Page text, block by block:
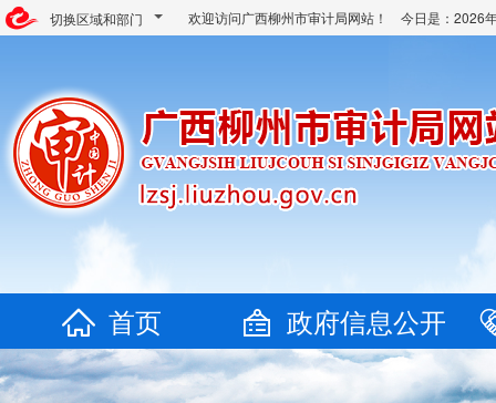
切换区域和部门 欢迎访问广西柳州市审计局网站！ 今日是： 2026
首页 政府信息公开